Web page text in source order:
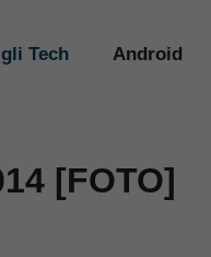
Tech Android
[FOTO]